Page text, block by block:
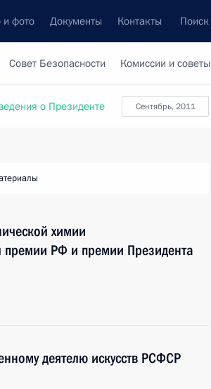
и фото Документы Контакты Поиск
Совет Безопасности Комиссии и советы
Сентябрь, 2011
о Президенте
химии
премии РФ и премии Президента
деятелю искусств РСФСР